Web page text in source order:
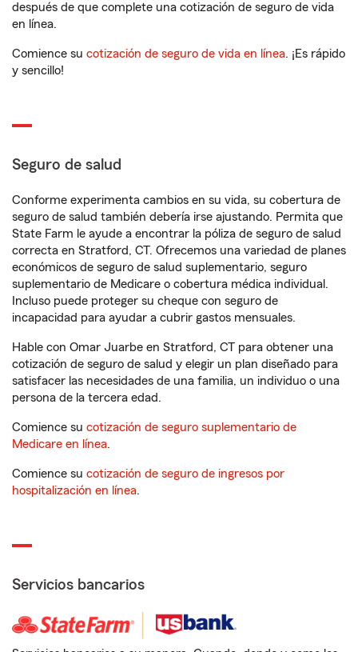
después de que complete una cotización de seguro de vida
en línea.
Comience su cotización de seguro de vida en línea. ¡Es rápido
y sencillo!
Seguro de salud
Conforme experimenta cambios en su vida, su cobertura de
seguro de salud también debería irse ajustando. Permita que
State Farm le ayude a encontrar la póliza de seguro de salud
correcta en Stratford, CT. Ofrecemos una variedad de planes
económicos de seguro de salud suplementario, seguro
suplementario de Medicare o cobertura médica individual.
Incluso puede proteger su cheque con seguro de
incapacidad para ayudar a cubrir gastos mensuales.
Hable con Omar Juarbe en Stratford, CT para obtener una
cotización de seguro de salud y elegir un plan diseñado para
satisfacer las necesidades de una familia, un individuo o una
persona de la tercera edad.
Comience su cotización de seguro suplementario de
Medicare en línea.
Comience su cotización de seguro de ingresos por
hospitalización en línea.
Servicios bancarios